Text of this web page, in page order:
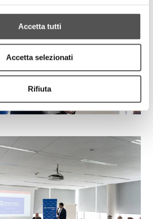
Accetta tutti
Accetta selezionati
Rifiuta